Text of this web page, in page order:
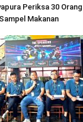
Periksa 30 Orang
Makanan